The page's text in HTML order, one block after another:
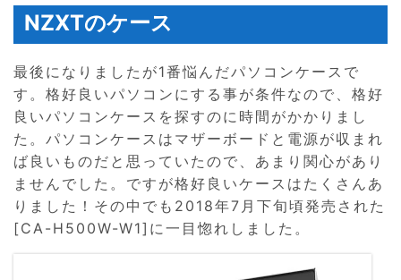
NZXTのケース
最後になりましたが1番悩んだパソコンケースで
す。格好良いパソコンにする事が条件なので、格好
良いパソコンケースを探すのに時間がかかりまし
た。パソコンケースはマザーボードと電源が収まれ
ば良いものだと思っていたので、あまり関心があり
ませんでした。ですが格好良いケースはたくさんあ
りました！その中でも2018年7月下旬頃発売された
[CA-H500W-W1]に一目惚れしました。